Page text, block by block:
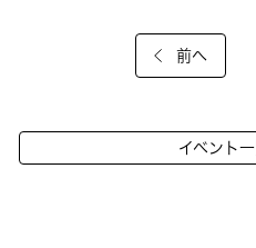
前へ
イベント